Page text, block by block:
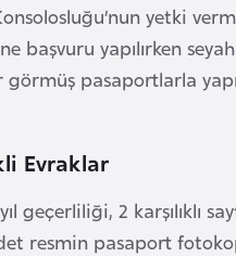
yetki
ne başvuru yapılırken
görmüş pasaportlarla
Evraklar
geçerliliği, 2 karşılıklı
resmin pasaport